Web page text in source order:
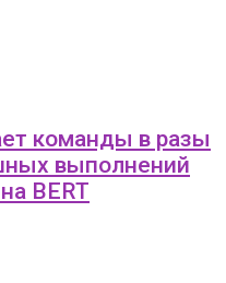
команды в разы
выполнений
BERT